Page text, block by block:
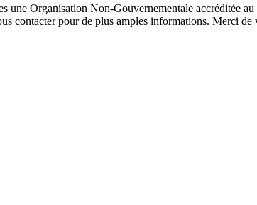
Organisation Non-Gouvernementale accréditée
contacter pour de plus amples informations. Merci